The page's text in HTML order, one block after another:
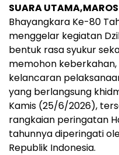
SUARA UTAMA,MAROS
Bhayangkara Ke-80
menggelar kegiatan
bentuk rasa syukur
memohon
kelancaran
yang berlangsung
Kamis (25/6/2026),
rangkaian peringatan
tahunnya diperingati
Republik Indonesia.